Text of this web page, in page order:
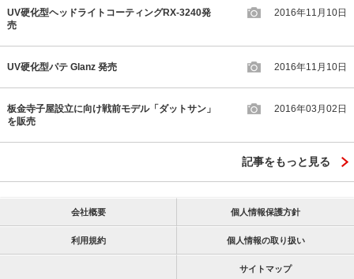
UV硬化型ヘッドライトコーティングRX-3240発
売
2016年11月10日
UV硬化型パテ Glanz 発売 2016年11月10日
板金寺子屋設立に向け戦前モデル「ダットサン」
を販売
2016年03月02日
記事をもっと見る
会社概要 個人情報保護方針
利用規約 個人情報の取り扱い
サイトマップ